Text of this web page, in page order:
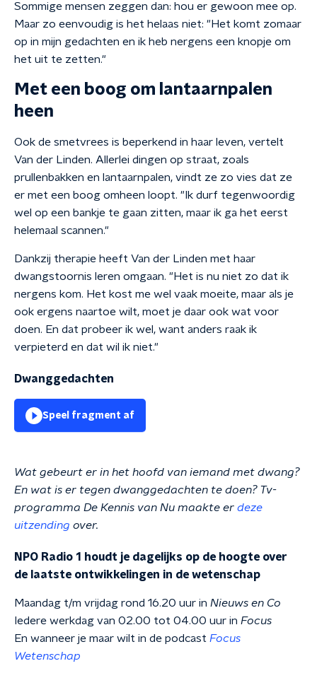
Sommige mensen zeggen dan: hou er gewoon mee op.
Maar zo eenvoudig is het helaas niet: "Het komt zomaar
op in mijn gedachten en ik heb nergens een knopje om
het uit te zetten."
Met een boog om lantaarnpalen
heen
Ook de smetvrees is beperkend in haar leven, vertelt
Van der Linden. Allerlei dingen op straat, zoals
prullenbakken en lantaarnpalen, vindt ze zo vies dat ze
er met een boog omheen loopt. "Ik durf tegenwoordig
wel op een bankje te gaan zitten, maar ik ga het eerst
helemaal scannen."
Dankzij therapie heeft Van der Linden met haar
dwangstoornis leren omgaan. "Het is nu niet zo dat ik
nergens kom. Het kost me wel vaak moeite, maar als je
ook ergens naartoe wilt, moet je daar ook wat voor
doen. En dat probeer ik wel, want anders raak ik
verpieterd en dat wil ik niet."
Dwanggedachten
Speel fragment af
Wat gebeurt er in het hoofd van iemand met dwang?
En wat is er tegen dwanggedachten te doen? Tv-
programma De Kennis van Nu maakte er deze
uitzending over.
NPO Radio 1 houdt je dagelijks op de hoogte over
de laatste ontwikkelingen in de wetenschap
Maandag t/m vrijdag rond 16.20 uur in Nieuws en Co
Iedere werkdag van 02.00 tot 04.00 uur in Focus
En wanneer je maar wilt in de podcast Focus
Wetenschap